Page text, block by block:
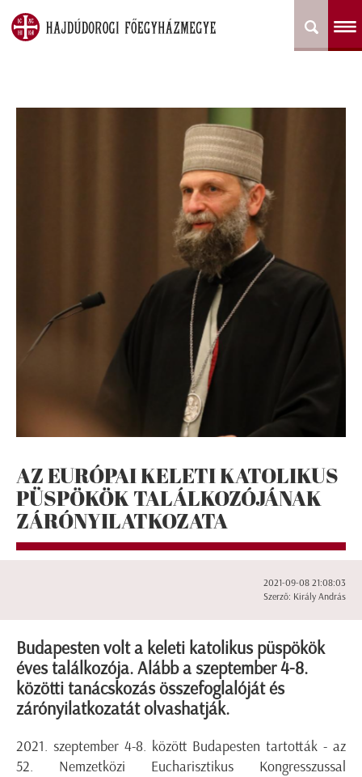
AZ EURÓPAI KELETI KATOLIKUS
PÜSPÖKÖK TALÁLKOZÓJÁNAK
ZÁRÓNYILATKOZATA
2021-09-08 21:08:03
Szerző: Király András
Budapesten volt a keleti katolikus püspökök
éves találkozója. Alább a szeptember 4-8.
közötti tanácskozás összefoglalóját és
zárónyilatkozatát olvashatják.
2021. szeptember 4-8. között Budapesten tartották - az
52. Nemzetközi Eucharisztikus Kongresszussal